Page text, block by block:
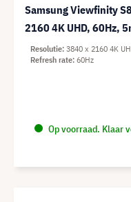
Samsung Viewfinity
2160 4K UHD, 60Hz,
Op voorraad. Klaar
Resolutie 3840 x 2160 4K
Refresh rate 60Hz